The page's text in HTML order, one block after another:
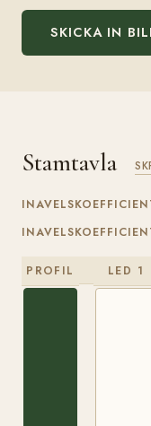
SKICKA IN
Stamtavla
PROFIL LED 1